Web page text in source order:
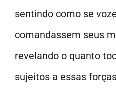
sentindo como se
comandassem seus
revelando o quanto
sujeitos a essas